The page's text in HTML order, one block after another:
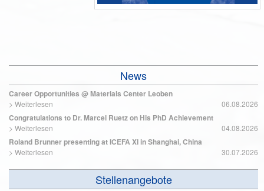
News
Career Opportunities @ Materials Center Leoben
> Weiterlesen 06.08.2026
Congratulations to Dr. Marcel Ruetz on His PhD Achievement
> Weiterlesen 04.08.2026
Roland Brunner presenting at ICEFA XI in Shanghai, China
> Weiterlesen 30.07.2026
Stellenangebote